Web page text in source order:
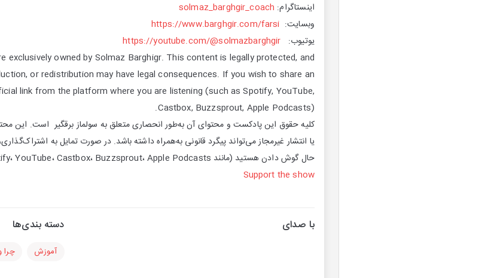
اینستاگرام: solmaz_barghgir_coach
وبسایت: https://www.barghgir.com/farsi
یوتیوب: https://youtube.com/@solmazbarghgir
owned by Solmaz Barghigr. This content is legally protected, and
or redistribution may have legal consequences. If you wish to share an
link from the platform where you are listening (such as Spotify, YouTube,
Castbox, Buzzsprout, Apple Podcasts).
کلیه حقوق این پادکست و محتوای آن به‌طور انحصاری متعلق به سولماز برقگیر است. این
یا انتشار غیرمجاز می‌تواند پیگرد قانونی به‌همراه داشته باشد. در صورت تمایل به
حال گوش دادن هستید (مانند Spotify، YouTube، Castbox، Buzzsprout، Apple Podcasts) اقدام کنید.
Support the show
با صدای دسته بندی‌ها
آموزش چرا